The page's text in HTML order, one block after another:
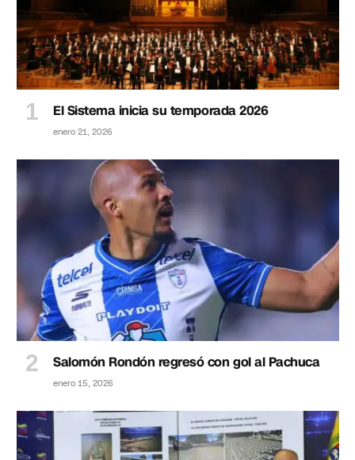
El Sistema inicia su temporada 2026
enero 21, 2026
Salomón Rondón regresó con gol al Pachuca
enero 15, 2026